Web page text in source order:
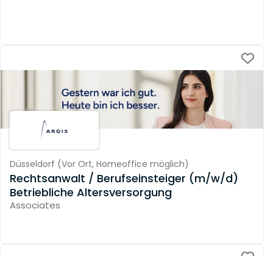
Düsseldorf (Vor Ort, Homeoffice möglich)
Rechtsanwalt / Berufseinsteiger (m/w/d)
Betriebliche Altersversorgung
Associates